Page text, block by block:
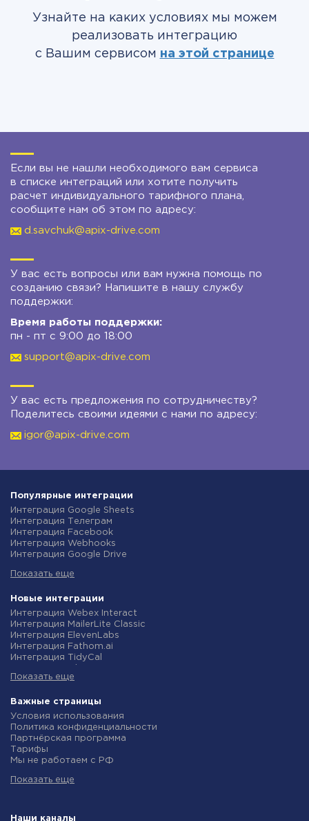
Узнайте на каких условиях мы можем
реализовать интеграцию
с Вашим сервисом на этой странице
Если вы не нашли необходимого вам сервиса
в списке интеграций или хотите получить
расчет индивидуального тарифного плана,
сообщите нам об этом по адресу:
d.savchuk@apix-drive.com
У вас есть вопросы или вам нужна помощь по
созданию связи? Напишите в нашу службу
поддержки:
Время работы поддержки:
пн - пт с 9:00 до 18:00
support@apix-drive.com
У вас есть предложения по сотрудничеству?
Поделитесь своими идеями с нами по адресу:
igor@apix-drive.com
Популярные интеграции
Интеграция Google Sheets
Интеграция Телеграм
Интеграция Facebook
Интеграция Webhooks
Интеграция Google Drive
Интеграция Gmail
Интеграция Новая Почта
Интеграция Binotel
Интеграция OpenAI (ChatGPT)
Интеграция Prom
Интеграция Приват24
Интеграция OLX
Интеграция TurboSMS
Интеграция SendPulse
Интеграция Stream Telecom
Интеграция Google Analytics
Интеграция Creatio
Интеграция Ringostat
Интеграция Google Calendar
Интеграция Airtable
Интеграция RO App
Показать еще
Новые интеграции
Интеграция Webex Interact
Интеграция MailerLite Classic
Интеграция ElevenLabs
Интеграция Fathom.ai
Интеграция TidyCal
Интеграция Gist
Интеграция Straico
Интеграция Rows
Интеграция Firecrawl
Интеграция Binotel SmartCRM
Интеграция Perplexity AI
Интеграция Formbricks
Интеграция Getsitecontrol
Показать еще
Важные страницы
Условия использования
Политика конфиденциальности
Партнёрская программа
Тарифы
Мы не работаем с РФ
Индивидуальная разработка
Маркетинг
Показать еще
Наши каналы